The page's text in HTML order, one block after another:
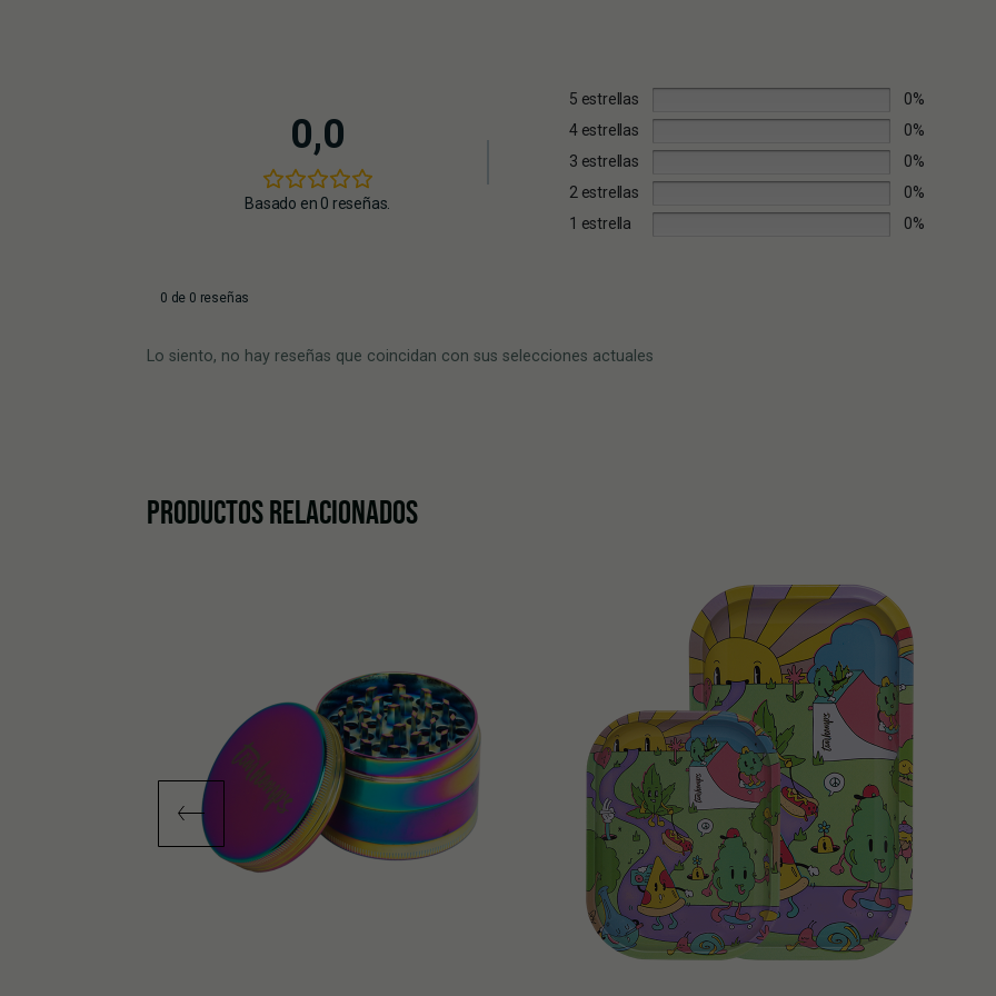
0,0
Basado en 0 reseñas.
5 estrellas
0%
4 estrellas
0%
3 estrellas
0%
2 estrellas
0%
1 estrella
0%
0 de 0 reseñas
Lo siento, no hay reseñas que coincidan con sus selecciones actuales
PRODUCTOS RELACIONADOS